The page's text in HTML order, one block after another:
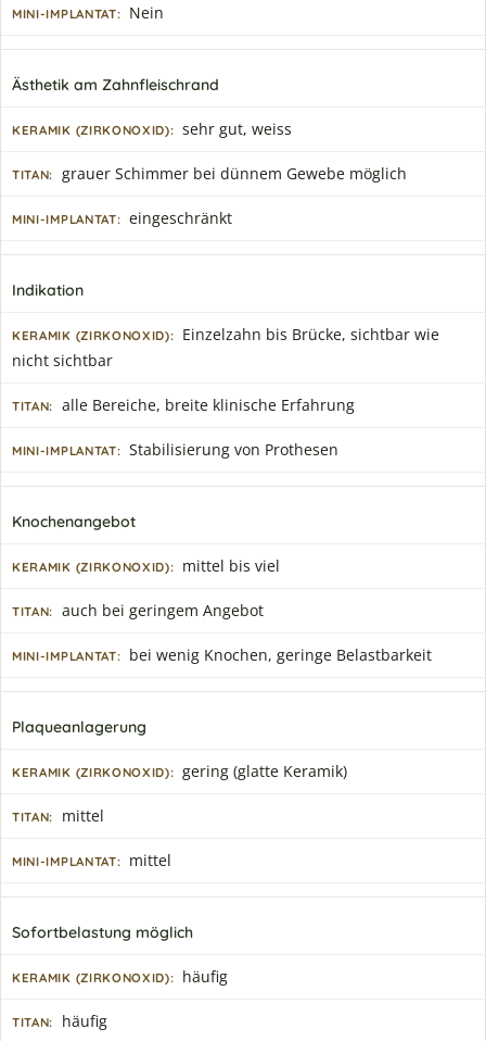
Nein
Ästhetik am Zahnfleischrand
sehr gut, weiss
grauer Schimmer bei dünnem Gewebe möglich
eingeschränkt
Indikation
Einzelzahn bis Brücke, sichtbar wie
nicht sichtbar
alle Bereiche, breite klinische Erfahrung
Stabilisierung von Prothesen
Knochenangebot
mittel bis viel
auch bei geringem Angebot
bei wenig Knochen, geringe Belastbarkeit
Plaqueanlagerung
gering (glatte Keramik)
mittel
mittel
Sofortbelastung möglich
häufig
häufig